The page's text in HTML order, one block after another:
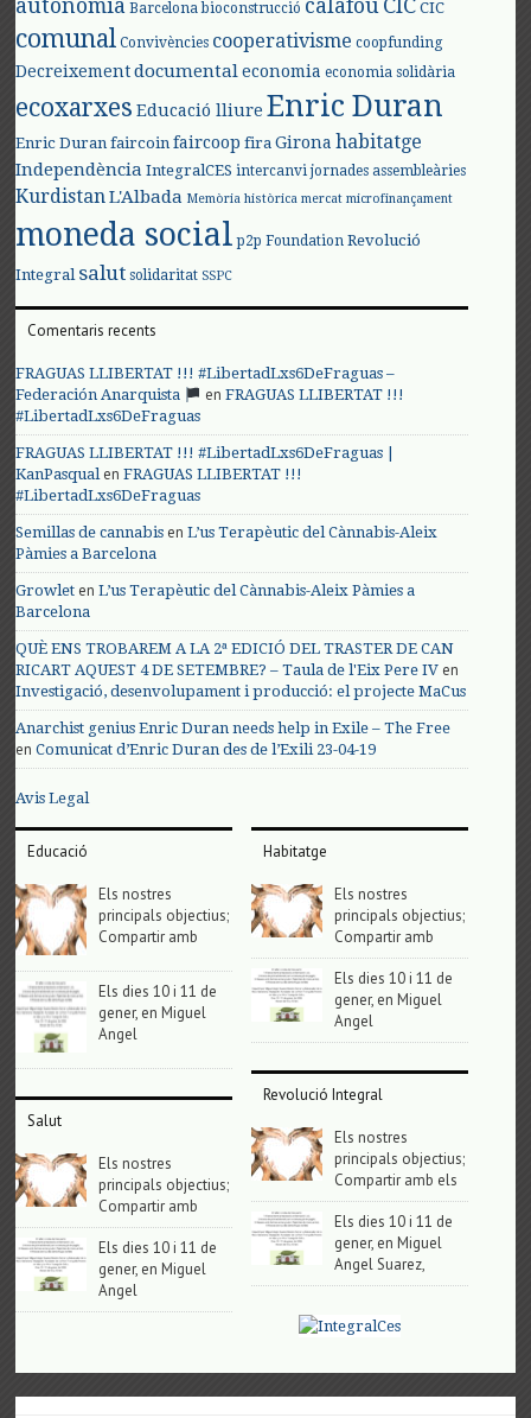
autonomia Barcelona bioconstrucció calafouCIC CIC
comunal Convivències cooperativisme coopfunding
Decreixement documental economia economia solidària
ecoxarxes Educació lliure Enric Duran
Enric Duran faircoin faircoop fira Girona habitatge
Independència IntegralCES intercanvi jornades assembleàries
KurdistanL'Albada Memòria històrica mercat microfinançament
moneda social p2p Foundation Revolució
Integral salut solidaritat SSPC
Comentaris recents
FRAGUAS LLIBERTAT !!! #LibertadLxs6DeFraguas –
Federación Anarquista
enFRAGUAS LLIBERTAT !!!
#LibertadLxs6DeFraguas
FRAGUAS LLIBERTAT !!! #LibertadLxs6DeFraguas |
KanPasqualenFRAGUAS LLIBERTAT !!!
#LibertadLxs6DeFraguas
Semillas de cannabis enL’us Terapèutic del Cànnabis-Aleix
Pàmies a Barcelona
Growlet enL’us Terapèutic del Cànnabis-Aleix Pàmies a
Barcelona
QUÈ ENS TROBAREM A LA 2ª EDICIÓ DEL TRASTER DE CAN
RICART AQUEST 4 DE SETEMBRE? – Taula de l'Eix Pere IV en
Investigació, desenvolupament i producció: el projecte MaCus
Anarchist genius Enric Duran needs help in Exile – The Free
enComunicat d’Enric Duran des de l’Exili 23-04-19
Avis Legal
Educació
Els nostres
principals objectius;
Compartir amb
Els dies 10 i 11 de
gener, en Miguel
Angel
Salut
Els nostres
principals objectius;
Compartir amb
Els dies 10 i 11 de
gener, en Miguel
Angel
Habitatge
Els nostres
principals objectius;
Compartir amb
Els dies 10 i 11 de
gener, en Miguel
Angel
Revolució Integral
Els nostres
principals objectius;
Compartir amb els
Els dies 10 i 11 de
gener, en Miguel
Angel Suarez,